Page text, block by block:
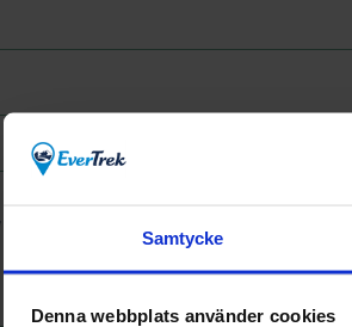
Samtycke
Denna webbplats använder cookies